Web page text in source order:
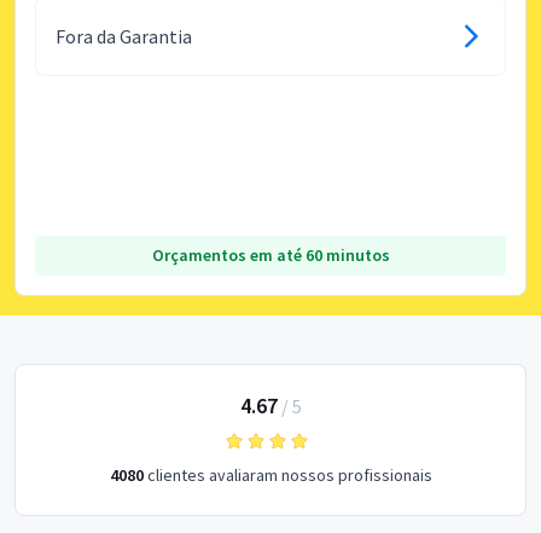
Fora da Garantia
Orçamentos em até 60 minutos
4.67/ 5
4080clientes avaliaram nossos profissionais